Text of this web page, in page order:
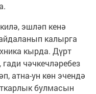
эшләп кенә
калырга
кырда. Дүрт
чәчкечләребез
атна-ун көн эчендә
булмасын